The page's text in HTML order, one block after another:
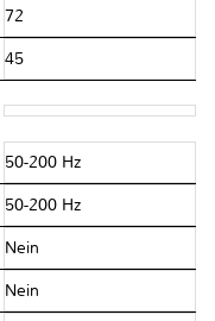
72
45
50-200 Hz
50-200 Hz
Nein
Nein